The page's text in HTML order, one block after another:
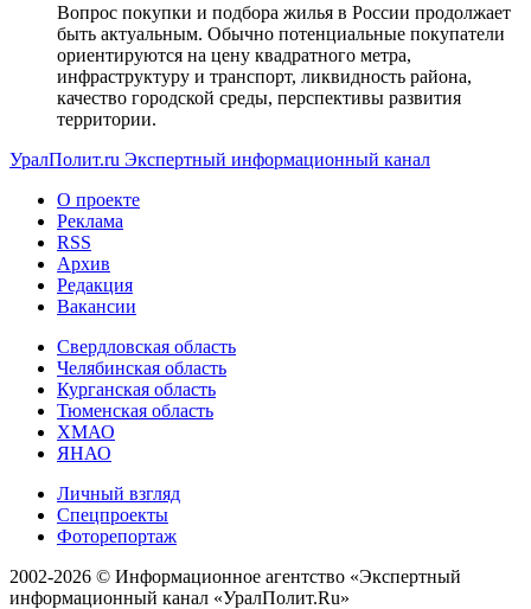
Вопрос покупки и подбора жилья в России продолжает
быть актуальным. Обычно потенциальные покупатели
ориентируются на цену квадратного метра,
инфраструктуру и транспорт, ликвидность района,
качество городской среды, перспективы развития
территории.
УралПолит.ru Экспертный информационный канал
О проекте
Реклама
RSS
Архив
Редакция
Вакансии
Свердловская область
Челябинская область
Курганская область
Тюменская область
ХМАО
ЯНАО
Личный взгляд
Спецпроекты
Фоторепортаж
2002-2026 © Информационное агентство «Экспертный
информационный канал «УралПолит.Ru»